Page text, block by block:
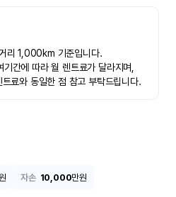
리 1,000km 기준입니다.
간에 따라 월 렌트료가 달라지며,
료와 동일한 점 참고 부탁드립니다.
자손 10,000만원